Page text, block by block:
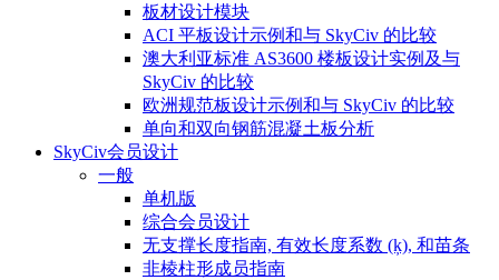
板材设计模块
ACI 平板设计示例和与 SkyCiv 的比较
澳大利亚标准 AS3600 楼板设计实例及与
SkyCiv 的比较
欧洲规范板设计示例和与 SkyCiv 的比较
单向和双向钢筋混凝土板分析
SkyCiv会员设计
一般
单机版
综合会员设计
无支撑长度指南, 有效长度系数 (ķ), 和苗条
非棱柱形成员指南